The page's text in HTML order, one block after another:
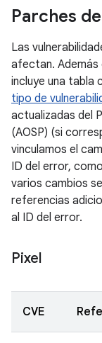
Parches
Las
afectan. Además
incluye una tabla
tipo de
actualizadas del
(AOSP) (si
vinculamos el
ID del error,
varios cambios
referencias
al ID del error.
Pixel
CVE